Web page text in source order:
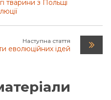
тварини з Польщі
Наступна стаття
еволюційних ідей